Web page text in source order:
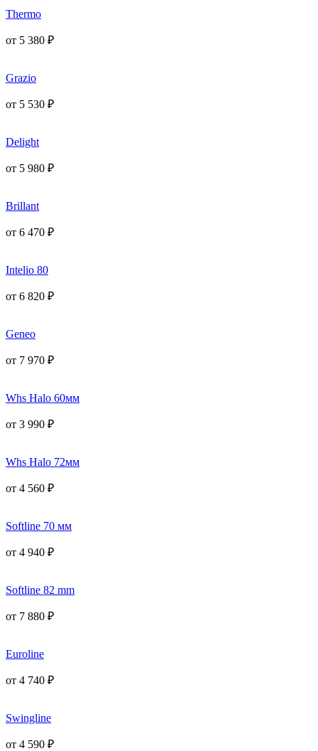
Thermo
от 5 380 ₽
Grazio
от 5 530 ₽
Delight
от 5 980 ₽
Brillant
от 6 470 ₽
Intelio 80
от 6 820 ₽
Geneo
от 7 970 ₽
Whs Halo 60мм
от 3 990 ₽
Whs Halo 72мм
от 4 560 ₽
Softline 70 мм
от 4 940 ₽
Softline 82 mm
от 7 880 ₽
Euroline
от 4 740 ₽
Swingline
от 4 590 ₽